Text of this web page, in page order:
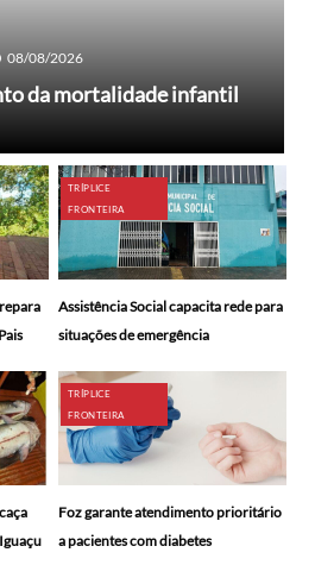
08/08/2026
da mortalidade infantil
TRÍPLICE
FRONTEIRA
Assistência Social capacita rede para
situações de emergência
TRÍPLICE
FRONTEIRA
Foz garante atendimento prioritário
a pacientes com diabetes